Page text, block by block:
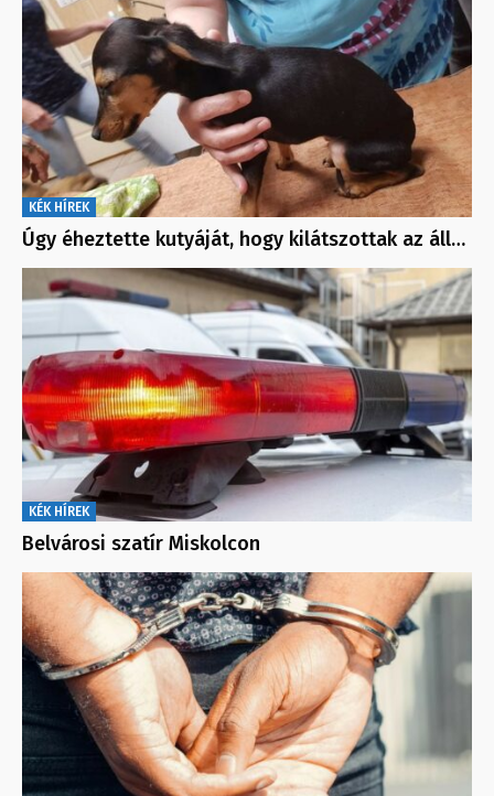
KÉK HÍREK
Úgy éheztette kutyáját, hogy kilátszottak az áll…
KÉK HÍREK
Belvárosi szatír Miskolcon